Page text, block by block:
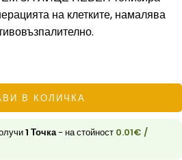
на клетките, намалява
В КОЛИЧКА
1 Точка- на стойност 0.01€ /